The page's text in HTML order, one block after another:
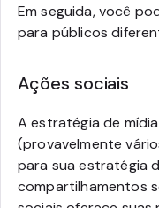
Em seguida, você
para públicos
Ações sociais
A estratégia de
(provavelmente
para sua estratégia
compartilhamentos